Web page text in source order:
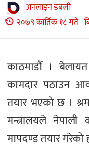
अनलाइन डबली
२०७९ कार्तिक १८ गते
काठमाडौँ ।
कामदार पठाउन
तयार भएको छ ।
मन्त्रालयले
मापदण्ड तयार गरेको